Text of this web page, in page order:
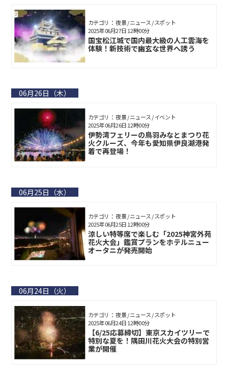
カテゴリ： 夜景 / ニュース / スポット
国宝松江城で国内最大級の人工雲海を
体験！新技術で幽玄な世界へ誘う
2025年06月27日 12時00分
06月26日（木）
カテゴリ： 夜景 / ニュース / イベント
伊勢湾フェリーの鳥羽みなとまつり花
火クルーズ、今年も愛知県伊良湖港発
着で再登場！
2025年06月26日 12時00分
06月25日（水）
カテゴリ： 夜景 / ニュース / スポット
涼しい特等席で楽しむ「2025神宮外苑
花火大会」鑑賞プランをホテルニュー
オータニが発売開始
2025年06月25日 12時00分
06月24日（火）
カテゴリ： 夜景 / ニュース / スポット
【6/25応募締切】東京スカイツリーで
特別な夏を！隅田川花火大会の特別営
業が開催
2025年06月24日 12時00分